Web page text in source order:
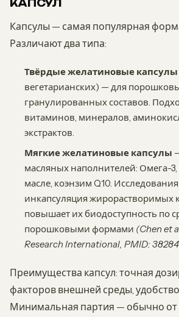
КАПСУЛ
Капсулы — самая популярная
Различают два типа:
Твёрдые желатиновые капсулы
вегетарианских) — для
гранулированных составов.
витаминов, минералов,
экстрактов.
Мягкие желатиновые капсулы
масляных наполнителей: Омега-
масле, коэнзим Q10.
инкапсуляция жирорастворимых
повышает их биодоступность по
порошковыми формами (Chen et
Research International, PMID:
Преимущества капсул: точная
факторов внешней среды,
Минимальная партия — обычно от